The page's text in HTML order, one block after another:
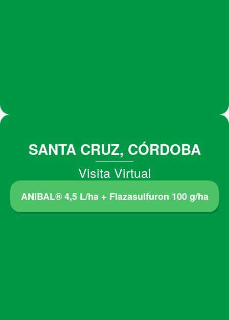
SANTA CRUZ, CÓRDOBA
Visita Virtual
ANIBAL® 4,5 L/ha + Flazasulfuron 100 g/ha